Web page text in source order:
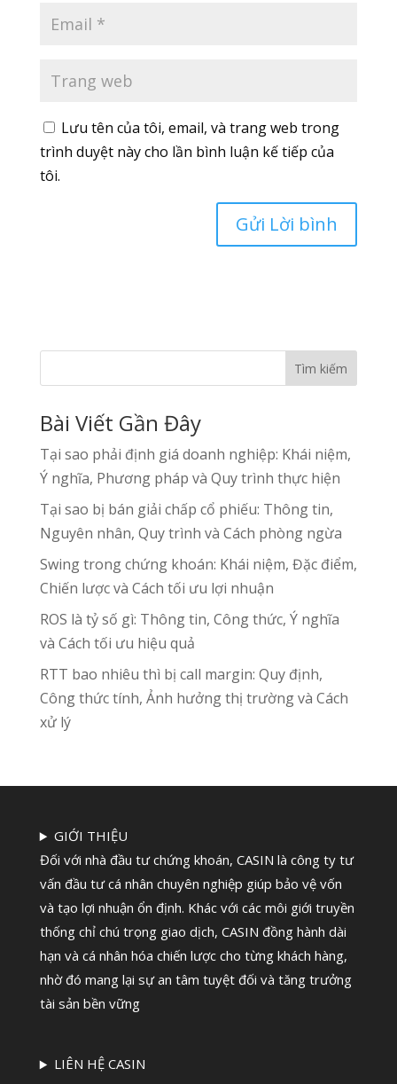
Lưu tên của tôi, email, và trang web trong
trình duyệt này cho lần bình luận kế tiếp của
tôi.
Tìm kiếm
Bài Viết Gần Đây
Tại sao phải định giá doanh nghiệp: Khái niệm,
Ý nghĩa, Phương pháp và Quy trình thực hiện
Tại sao bị bán giải chấp cổ phiếu: Thông tin,
Nguyên nhân, Quy trình và Cách phòng ngừa
Swing trong chứng khoán: Khái niệm, Đặc điểm,
Chiến lược và Cách tối ưu lợi nhuận
ROS là tỷ số gì: Thông tin, Công thức, Ý nghĩa
và Cách tối ưu hiệu quả
RTT bao nhiêu thì bị call margin: Quy định,
Công thức tính, Ảnh hưởng thị trường và Cách
xử lý
GIỚI THIỆU
Đối với nhà đầu tư chứng khoán, CASIN là công ty tư
vấn đầu tư cá nhân chuyên nghiệp giúp bảo vệ vốn
và tạo lợi nhuận ổn định. Khác với các môi giới truyền
thống chỉ chú trọng giao dịch, CASIN đồng hành dài
hạn và cá nhân hóa chiến lược cho từng khách hàng,
nhờ đó mang lại sự an tâm tuyệt đối và tăng trưởng
tài sản bền vững
LIÊN HỆ CASIN